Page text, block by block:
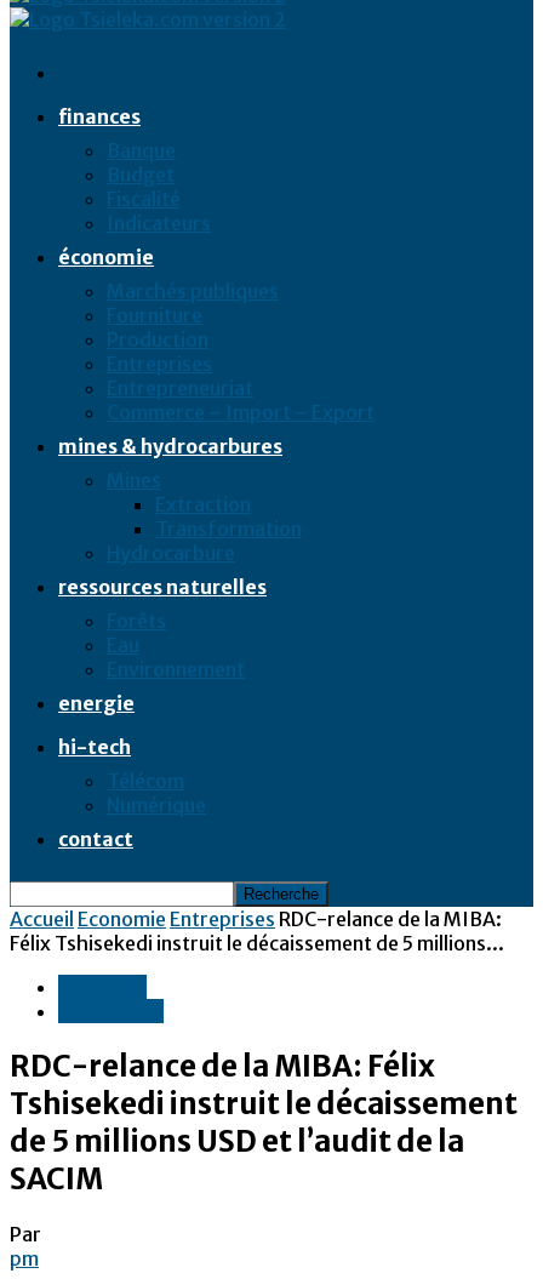
finances
Banque
Budget
Fiscalité
Indicateurs
économie
Marchés publiques
Fourniture
Production
Entreprises
Entrepreneuriat
Commerce – Import – Export
mines & hydrocarbures
Mines
Extraction
Transformation
Hydrocarbure
ressources naturelles
Forêts
Eau
Environnement
energie
hi-tech
Télécom
Numérique
contact
Accueil Economie Entreprises RDC-relance de la MIBA:
Félix Tshisekedi instruit le décaissement de 5 millions...
RDC-relance de la MIBA: Félix
Tshisekedi instruit le décaissement
de 5 millions USD et l’audit de la
SACIM
Par
pm